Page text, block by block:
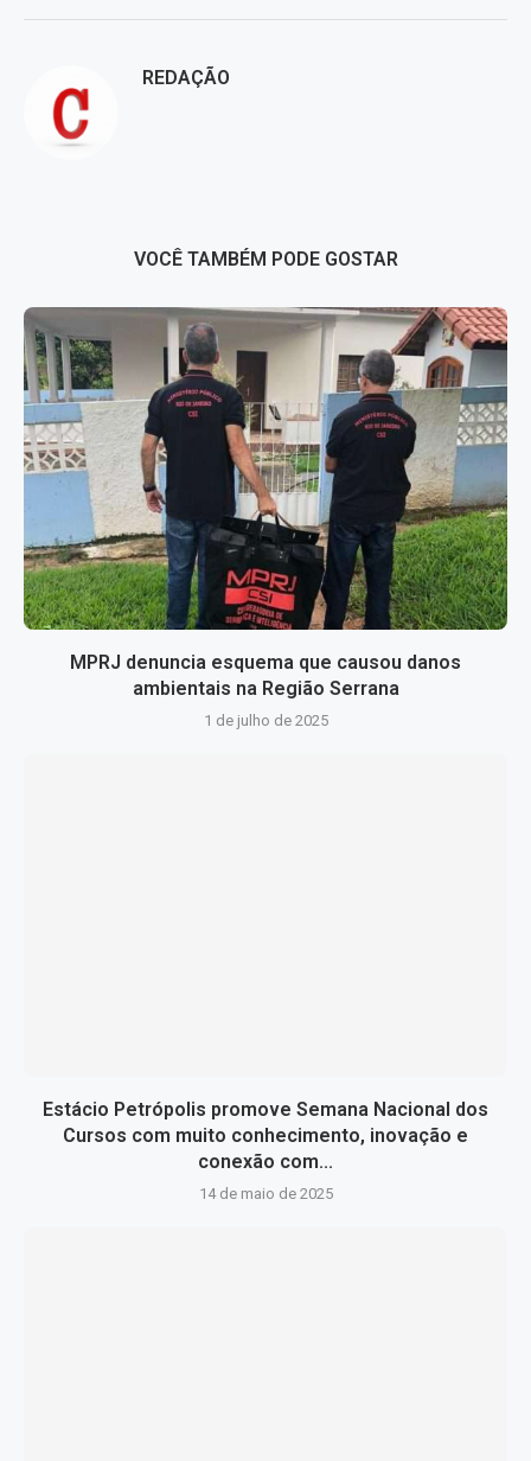
REDAÇÃO
VOCÊ TAMBÉM PODE GOSTAR
MPRJ denuncia esquema que causou danos
ambientais na Região Serrana
1 de julho de 2025
Estácio Petrópolis promove Semana Nacional dos
Cursos com muito conhecimento, inovação e
conexão com...
14 de maio de 2025